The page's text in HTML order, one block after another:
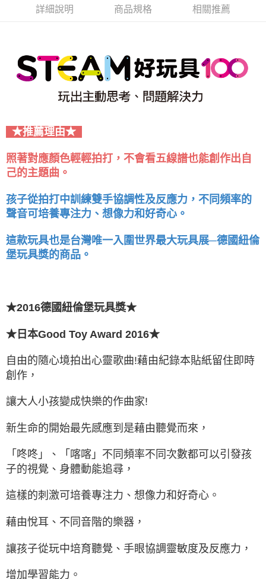
詳細說明 商品規格 相關推薦
★推薦理由★
照著對應顏色輕輕拍打，不會看五線譜也能創作出自
己的主題曲。
孩子從拍打中訓練雙手協調性及反應力，不同頻率的
聲音可培養專注力、想像力和好奇心。
這款玩具也是台灣唯一入圍世界最大玩具展─德國紐倫
堡玩具獎的商品。
★2016德國紐倫堡玩具獎★
★日本Good Toy Award 2016★
自由的隨心境拍出心靈歌曲!藉由紀錄本貼紙留住即時
創作，
讓大人小孩變成快樂的作曲家!
新生命的開始最先感應到是藉由聽覺而來，
「咚咚」、「喀喀」不同頻率不同次數都可以引發孩
子的視覺、身體動能追尋，
這樣的刺激可培養專注力、想像力和好奇心。
藉由悅耳、不同音階的樂器，
讓孩子從玩中培育聽覺、手眼協調靈敏度及反應力，
增加學習能力。